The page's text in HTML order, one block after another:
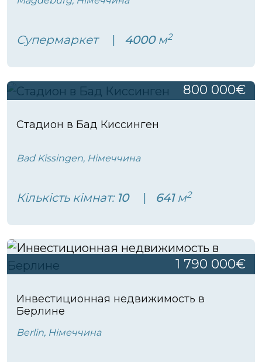
Супермаркет 4000м2
800 000€
Стадион в Бад Киссинген
Bad Kissingen, Німеччина
Кількість кімнат: 10 641м2
1 790 000€
Инвестиционная недвижимость в
Берлине
Berlin, Німеччина